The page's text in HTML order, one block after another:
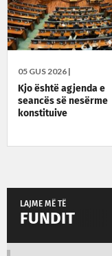
05 GUS 2026 |
Kjo është agjenda e
seancës së nesërme
konstituive
LAJME MË TË
FUNDIT